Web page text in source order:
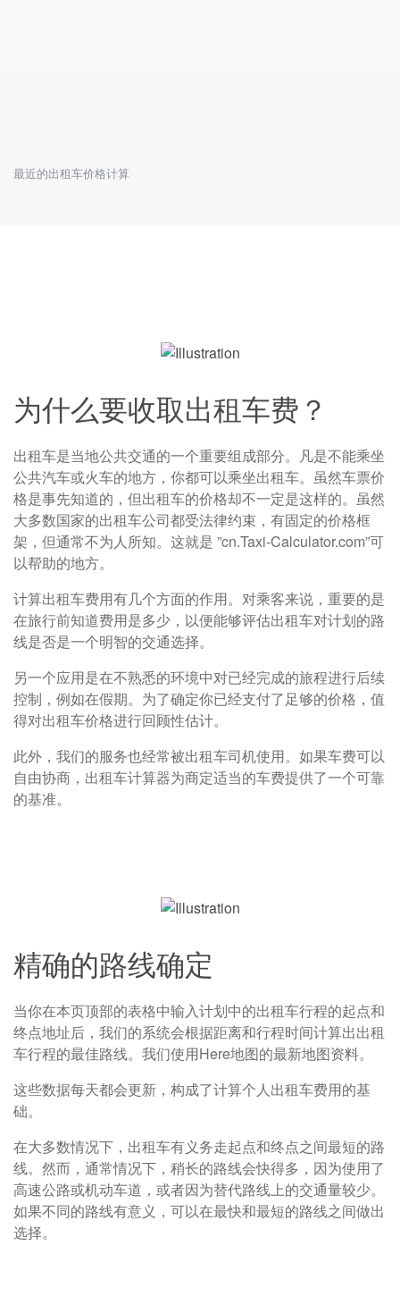
最近的出租车价格计算
为什么要收取出租车费？
出租车是当地公共交通的一个重要组成部分。凡是不能乘坐
公共汽车或火车的地方，你都可以乘坐出租车。虽然车票价
格是事先知道的，但出租车的价格却不一定是这样的。虽然
大多数国家的出租车公司都受法律约束，有固定的价格框
架，但通常不为人所知。这就是 ”cn.Taxi-Calculator.com”可
以帮助的地方。
计算出租车费用有几个方面的作用。对乘客来说，重要的是
在旅行前知道费用是多少，以便能够评估出租车对计划的路
线是否是一个明智的交通选择。
另一个应用是在不熟悉的环境中对已经完成的旅程进行后续
控制，例如在假期。为了确定你已经支付了足够的价格，值
得对出租车价格进行回顾性估计。
此外，我们的服务也经常被出租车司机使用。如果车费可以
自由协商，出租车计算器为商定适当的车费提供了一个可靠
的基准。
精确的路线确定
当你在本页顶部的表格中输入计划中的出租车行程的起点和
终点地址后，我们的系统会根据距离和行程时间计算出出租
车行程的最佳路线。我们使用Here地图的最新地图资料。
这些数据每天都会更新，构成了计算个人出租车费用的基
础。
在大多数情况下，出租车有义务走起点和终点之间最短的路
线。然而，通常情况下，稍长的路线会快得多，因为使用了
高速公路或机动车道，或者因为替代路线上的交通量较少。
如果不同的路线有意义，可以在最快和最短的路线之间做出
选择。